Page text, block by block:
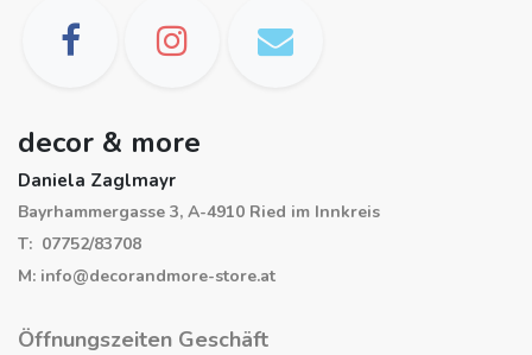
decor & more
Daniela Zaglmayr
Bayrhammergasse 3, A-4910 Ried im Innkreis
T: 07752/83708
M: info@decorandmore-store.at
Öffnungszeiten Geschäft